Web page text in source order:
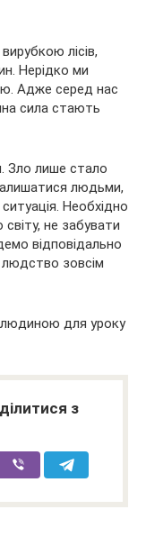
лісів,
Нерідко ми
Адже серед нас
сила стають
Зло лише стало
людьми,
Необхідно
не забувати
відповідально
зовсім
для уроку
з